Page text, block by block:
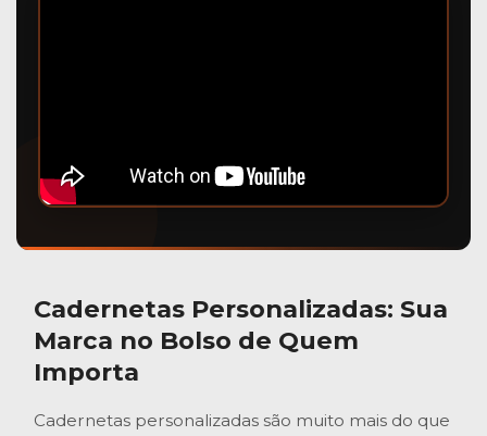
Cadernetas Personalizadas: Sua
Marca no Bolso de Quem
Importa
Cadernetas personalizadas são muito mais do que